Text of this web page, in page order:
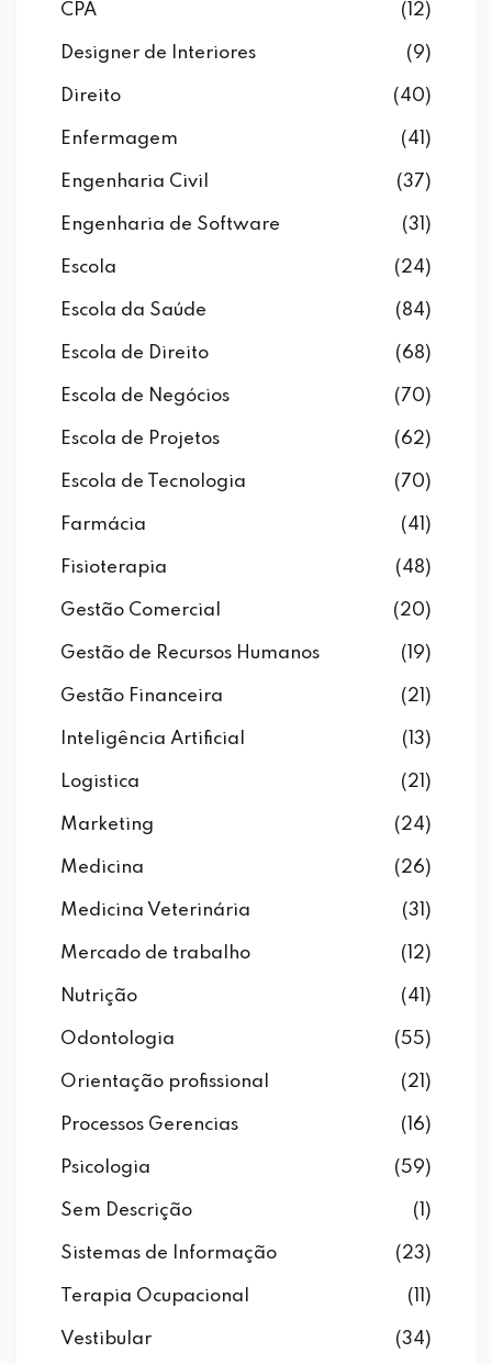
CPA (12)
Designer de Interiores (9)
Direito (40)
Enfermagem (41)
Engenharia Civil (37)
Engenharia de Software (31)
Escola (24)
Escola da Saúde (84)
Escola de Direito (68)
Escola de Negócios (70)
Escola de Projetos (62)
Escola de Tecnologia (70)
Farmácia (41)
Fisioterapia (48)
Gestão Comercial (20)
Gestão de Recursos Humanos (19)
Gestão Financeira (21)
Inteligência Artificial (13)
Logistica (21)
Marketing (24)
Medicina (26)
Medicina Veterinária (31)
Mercado de trabalho (12)
Nutrição (41)
Odontologia (55)
Orientação profissional (21)
Processos Gerencias (16)
Psicologia (59)
Sem Descrição (1)
Sistemas de Informação (23)
Terapia Ocupacional (11)
Vestibular (34)